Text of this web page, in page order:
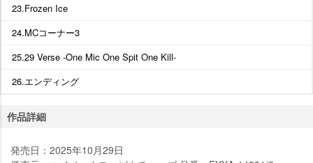
23.Frozen Ice
24.MCコーナー3
25.29 Verse -One Mic One Spit One Kill-
26.エンディング
作品詳細
発売日：2025年10月29日